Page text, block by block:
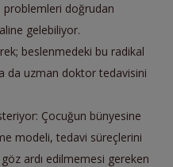
problemleri doğrudan
gelebiliyor.
beslenmedeki bu radikal
da uzman doktor tedavisini
Çocuğun bünyesine
modeli, tedavi süreçlerini
ardı edilmemesi gereken